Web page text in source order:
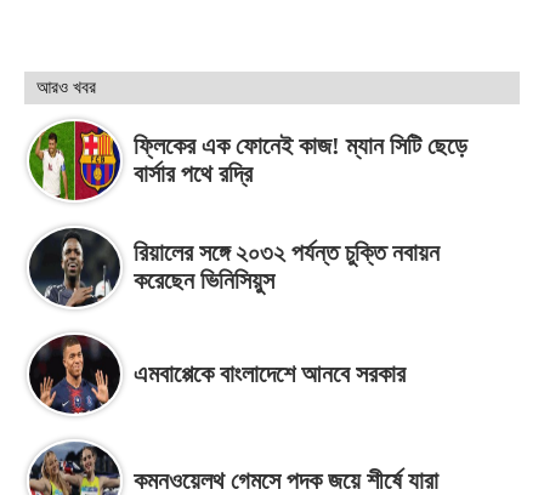
আরও খবর
ফ্লিকের এক ফোনেই কাজ! ম্যান সিটি ছেড়ে
বার্সার পথে রদ্রি
রিয়ালের সঙ্গে ২০৩২ পর্যন্ত চুক্তি নবায়ন
করেছেন ভিনিসিয়ুস
এমবাপ্পেকে বাংলাদেশে আনবে সরকার
কমনওয়েলথ গেমসে পদক জয়ে শীর্ষে যারা